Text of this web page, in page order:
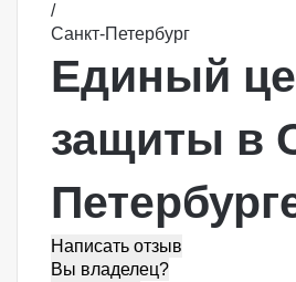
/
Санкт-Петербург
Единый
защиты в
Написать отзыв
Вы владелец?